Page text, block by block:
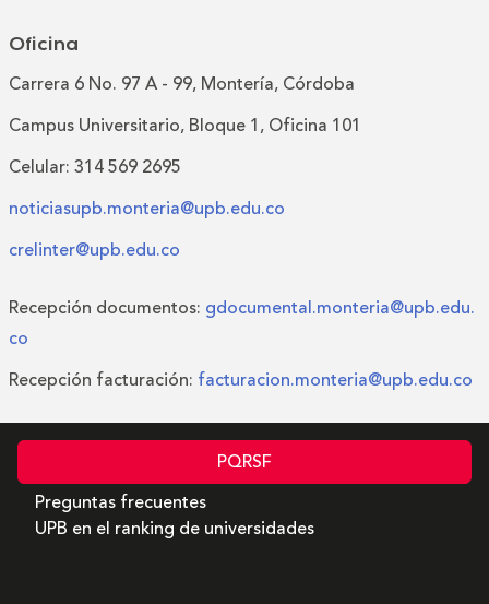
Oficina
Carrera 6 No. 97 A - 99, Montería, Córdoba
Campus Universitario, Bloque 1, Oficina 101
Celular: 314 569 2695
noticiasupb.monteria@upb.edu.co
crelinter@upb.edu.co
Recepción documentos: gdocumental.monteria@upb.edu.
co
Recepción facturación: facturacion.monteria@upb.edu.co
PQRSF
Preguntas frecuentes
UPB en el ranking de universidades